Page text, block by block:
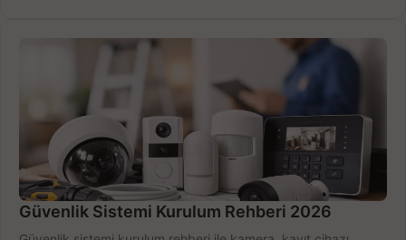
Güvenlik Sistemi Kurulum Rehberi 2026